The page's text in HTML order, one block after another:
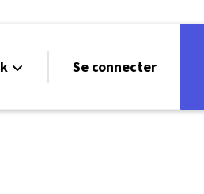
Se connecter